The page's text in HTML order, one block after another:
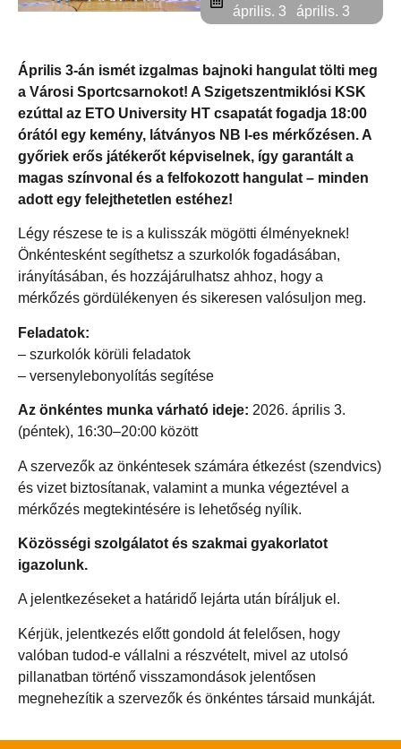
április. 3
április. 3
Április 3-án ismét izgalmas bajnoki hangulat tölti meg
a Városi Sportcsarnokot! A Szigetszentmiklósi KSK
ezúttal az ETO University HT csapatát fogadja 18:00
órától egy kemény, látványos NB I-es mérkőzésen. A
győriek erős játékerőt képviselnek, így garantált a
magas színvonal és a felfokozott hangulat – minden
adott egy felejthetetlen estéhez!
Légy részese te is a kulisszák mögötti élményeknek!
Önkéntesként segíthetsz a szurkolók fogadásában,
irányításában, és hozzájárulhatsz ahhoz, hogy a
mérkőzés gördülékenyen és sikeresen valósuljon meg.
Feladatok:
– szurkolók körüli feladatok
– versenylebonyolítás segítése
Az önkéntes munka várható ideje: 2026. április 3.
(péntek), 16:30–20:00 között
A szervezők az önkéntesek számára étkezést (szendvics)
és vizet biztosítanak, valamint a munka végeztével a
mérkőzés megtekintésére is lehetőség nyílik.
Közösségi szolgálatot és szakmai gyakorlatot
igazolunk.
A jelentkezéseket a határidő lejárta után bíráljuk el.
Kérjük, jelentkezés előtt gondold át felelősen, hogy
valóban tudod-e vállalni a részvételt, mivel az utolsó
pillanatban történő visszamondások jelentősen
megnehezítik a szervezők és önkéntes társaid munkáját.